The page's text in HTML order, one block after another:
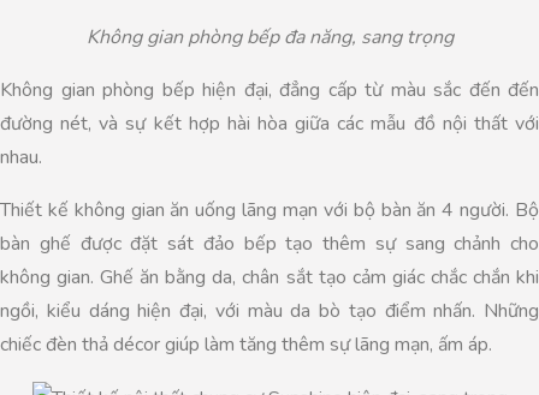
Không gian phòng bếp đa năng, sang trọng
Không gian phòng bếp hiện đại, đẳng cấp từ màu sắc đến đến
đường nét, và sự kết hợp hài hòa giữa các mẫu đồ nội thất với
nhau.
Thiết kế không gian ăn uống lãng mạn với bộ bàn ăn 4 người. Bộ
bàn ghế được đặt sát đảo bếp tạo thêm sự sang chảnh cho
không gian. Ghế ăn bằng da, chân sắt tạo cảm giác chắc chắn khi
ngồi, kiểu dáng hiện đại, với màu da bò tạo điểm nhấn. Những
chiếc đèn thả décor giúp làm tăng thêm sự lãng mạn, ấm áp.